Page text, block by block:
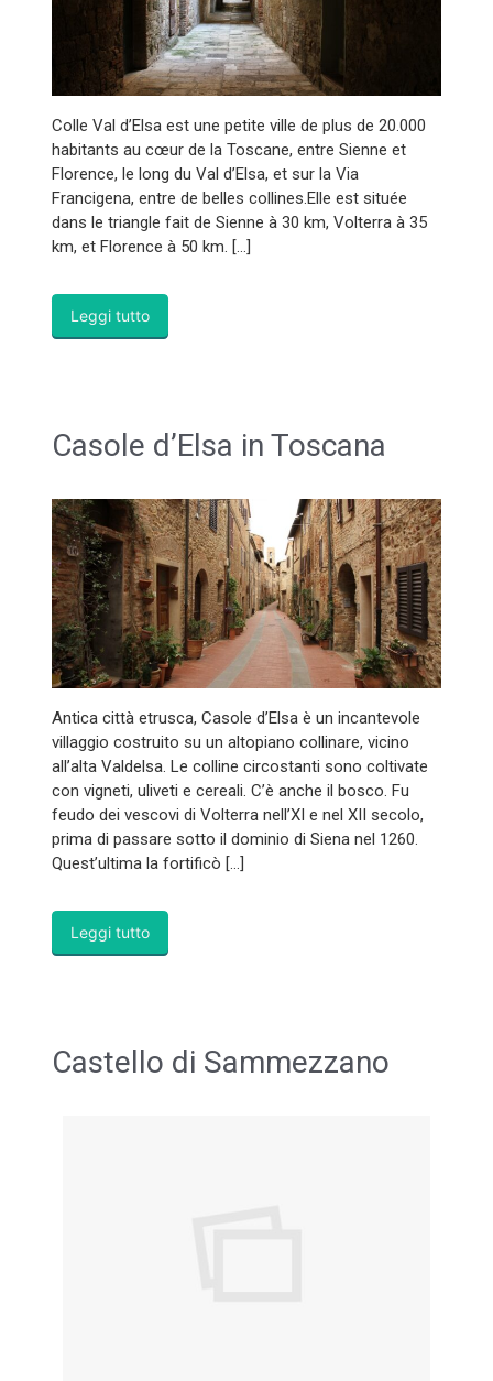
Colle Val d’Elsa est une petite ville de plus de 20.000
habitants au cœur de la Toscane, entre Sienne et
Florence, le long du Val d’Elsa, et sur la Via
Francigena, entre de belles collines.Elle est située
dans le triangle fait de Sienne à 30 km, Volterra à 35
km, et Florence à 50 km. […]
Leggi tutto
Casole d’Elsa in Toscana
Antica città etrusca, Casole d’Elsa è un incantevole
villaggio costruito su un altopiano collinare, vicino
all’alta Valdelsa. Le colline circostanti sono coltivate
con vigneti, uliveti e cereali. C’è anche il bosco. Fu
feudo dei vescovi di Volterra nell’XI e nel XII secolo,
prima di passare sotto il dominio di Siena nel 1260.
Quest’ultima la fortificò […]
Leggi tutto
Castello di Sammezzano